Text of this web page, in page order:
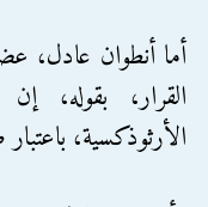
أما أنطوان عادل،
القرار، بقوله،
الأرثوذكسية، باعتبار